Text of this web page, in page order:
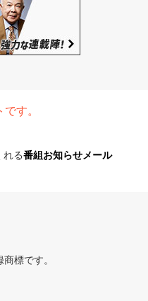
す。
れる番組お知らせメール
標です。